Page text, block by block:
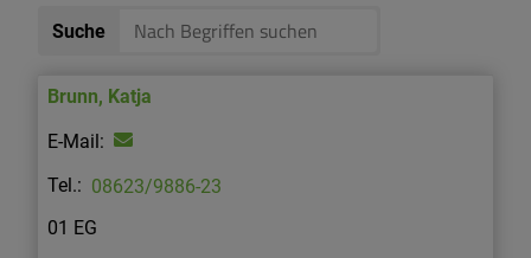
Suche
Brunn, Katja
08623/9886-23
01 EG